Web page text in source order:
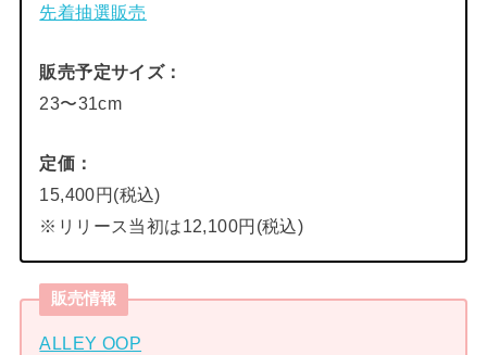
先着抽選販売
販売予定サイズ：
23〜31cm
定価：
15,400円(税込)
※リリース当初は12,100円(税込)
販売情報
ALLEY OOP